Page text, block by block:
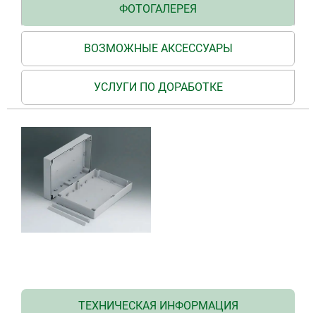
ФОТОГАЛЕРЕЯ
ВОЗМОЖНЫЕ АКСЕССУАРЫ
УСЛУГИ ПО ДОРАБОТКЕ
ТЕХНИЧЕСКАЯ ИНФОРМАЦИЯ